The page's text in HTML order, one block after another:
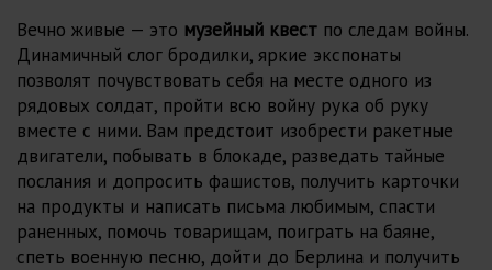
Вечно живые — это музейный квест по следам войны.
Динамичный слог бродилки, яркие экспонаты
позволят почувствовать себя на месте одного из
рядовых солдат, пройти всю войну рука об руку
вместе с ними. Вам предстоит изобрести ракетные
двигатели, побывать в блокаде, разведать тайные
послания и допросить фашистов, получить карточки
на продукты и написать письма любимым, спасти
раненных, помочь товарищам, поиграть на баяне,
спеть военную песню, дойти до Берлина и получить